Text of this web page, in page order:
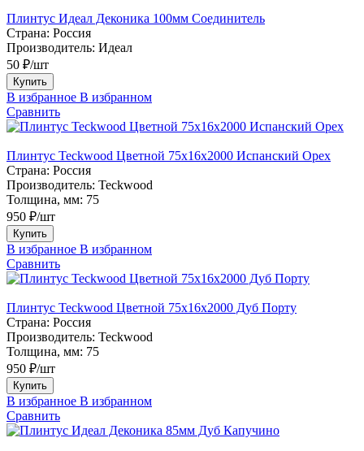
Плинтус Идеал Деконика 100мм Соединитель
Страна: Россия
Производитель: Идеал
50 ₽/шт
Купить
В избранное В избранном
Сравнить
Плинтус Teckwood Цветной 75х16х2000 Испанский Орех
Страна: Россия
Производитель: Teckwood
Толщина, мм: 75
950 ₽/шт
Купить
В избранное В избранном
Сравнить
Плинтус Teckwood Цветной 75х16х2000 Дуб Порту
Страна: Россия
Производитель: Teckwood
Толщина, мм: 75
950 ₽/шт
Купить
В избранное В избранном
Сравнить